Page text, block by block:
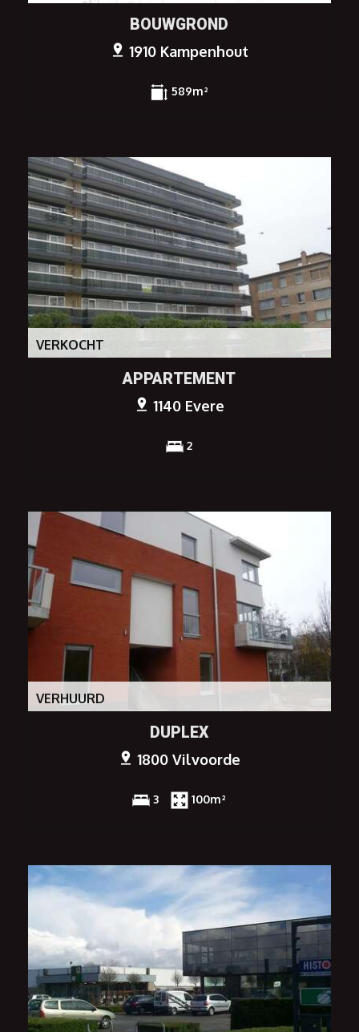
BOUWGROND
1910 Kampenhout
589m²
VERKOCHT
APPARTEMENT
1140 Evere
2
VERHUURD
DUPLEX
1800 Vilvoorde
3 100m²